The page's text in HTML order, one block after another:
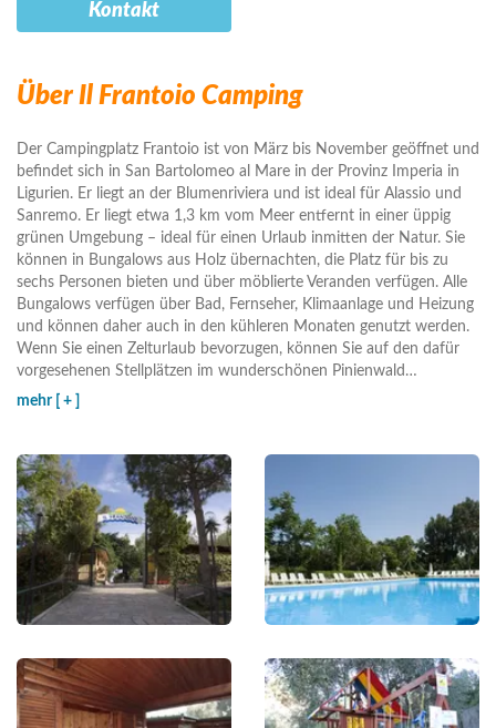
Kontakt
Über Il Frantoio Camping
Der Campingplatz Frantoio ist von März bis November geöffnet und
befindet sich in San Bartolomeo al Mare in der Provinz Imperia in
Ligurien. Er liegt an der Blumenriviera und ist ideal für Alassio und
Sanremo. Er liegt etwa 1,3 km vom Meer entfernt in einer üppig
grünen Umgebung – ideal für einen Urlaub inmitten der Natur. Sie
können in Bungalows aus Holz übernachten, die Platz für bis zu
sechs Personen bieten und über möblierte Veranden verfügen. Alle
Bungalows verfügen über Bad, Fernseher, Klimaanlage und Heizung
und können daher auch in den kühleren Monaten genutzt werden.
Wenn Sie einen Zelturlaub bevorzugen, können Sie auf den dafür
vorgesehenen Stellplätzen im wunderschönen Pinienwald …
mehr [ + ]